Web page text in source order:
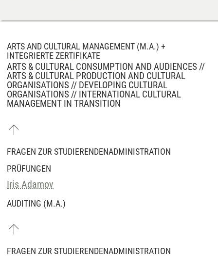
ARTS AND CULTURAL MANAGEMENT (M.A.) +
INTEGRIERTE ZERTIFIKATE
ARTS & CULTURAL CONSUMPTION AND AUDIENCES //
ARTS & CULTURAL PRODUCTION AND CULTURAL
ORGANISATIONS // DEVELOPING CULTURAL
ORGANISATIONS // INTERNATIONAL CULTURAL
MANAGEMENT IN TRANSITION
FRAGEN ZUR STUDIERENDENADMINISTRATION
PRÜFUNGEN
Iris Adamov
AUDITING (M.A.)
FRAGEN ZUR STUDIERENDENADMINISTRATION